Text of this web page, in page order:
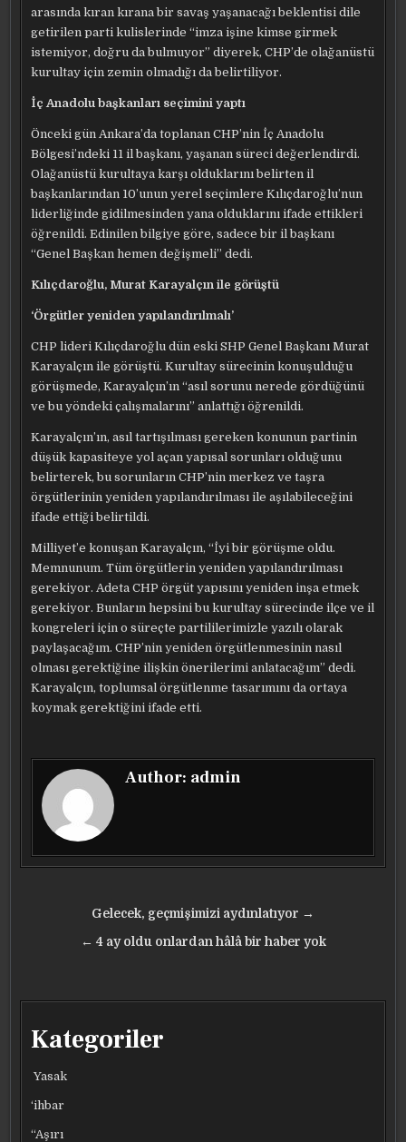
arasında kıran kırana bir savaş yaşanacağı beklentisi dile
getirilen parti kulislerinde “imza işine kimse girmek
istemiyor, doğru da bulmuyor” diyerek, CHP’de olağanüstü
kurultay için zemin olmadığı da belirtiliyor.
İç Anadolu başkanları seçimini yaptı
Önceki gün Ankara’da toplanan CHP’nin İç Anadolu
Bölgesi’ndeki 11 il başkanı, yaşanan süreci değerlendirdi.
Olağanüstü kurultaya karşı olduklarını belirten il
başkanlarından 10’unun yerel seçimlere Kılıçdaroğlu’nun
liderliğinde gidilmesinden yana olduklarını ifade ettikleri
öğrenildi. Edinilen bilgiye göre, sadece bir il başkanı
“Genel Başkan hemen değişmeli” dedi.
Kılıçdaroğlu, Murat Karayalçın ile görüştü
‘Örgütler yeniden yapılandırılmalı’
CHP lideri Kılıçdaroğlu dün eski SHP Genel Başkanı Murat
Karayalçın ile görüştü. Kurultay sürecinin konuşulduğu
görüşmede, Karayalçın’ın “asıl sorunu nerede gördüğünü
ve bu yöndeki çalışmalarını” anlattığı öğrenildi.
Karayalçın’ın, asıl tartışılması gereken konunun partinin
düşük kapasiteye yol açan yapısal sorunları olduğunu
belirterek, bu sorunların CHP’nin merkez ve taşra
örgütlerinin yeniden yapılandırılması ile aşılabileceğini
ifade ettiği belirtildi.
Milliyet’e konuşan Karayalçın, “İyi bir görüşme oldu.
Memnunum. Tüm örgütlerin yeniden yapılandırılması
gerekiyor. Adeta CHP örgüt yapısını yeniden inşa etmek
gerekiyor. Bunların hepsini bu kurultay sürecinde ilçe ve il
kongreleri için o süreçte partililerimizle yazılı olarak
paylaşacağım. CHP’nin yeniden örgütlenmesinin nasıl
olması gerektiğine ilişkin önerilerimi anlatacağım” dedi.
Karayalçın, toplumsal örgütlenme tasarımını da ortaya
koymak gerektiğini ifade etti.
Author: admin
gezinmesi
Gelecek, geçmişimizi aydınlatıyor →
← 4 ay oldu onlardan hâlâ bir haber yok
Kategoriler
Yasak
‘ihbar
“Aşırı